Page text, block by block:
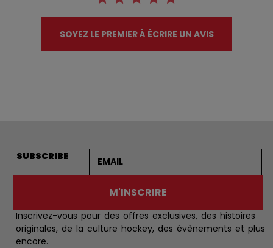
SOYEZ LE PREMIER À ÉCRIRE UN AVIS
SUBSCRIBE
M'INSCRIRE
Inscrivez-vous pour des offres exclusives, des histoires
originales, de la culture hockey, des évènements et plus
encore.